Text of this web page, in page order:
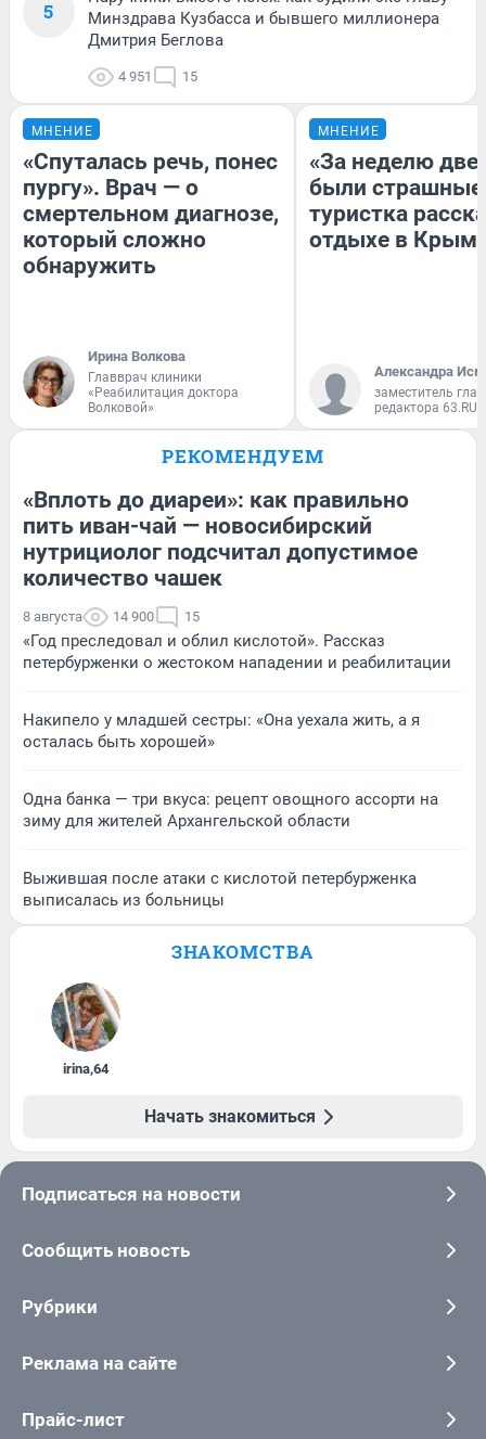
5
Минздрава Кузбасса и бывшего миллионера
Дмитрия Беглова
4 951 15
МНЕНИЕ
«Спуталась речь, понес
пургу». Врач — о
смертельном диагнозе,
который сложно
обнаружить
Ирина Волкова
Главврач клиники
«Реабилитация доктора
Волковой»
МНЕНИЕ
«За неделю две
были
туристка
отдыхе в
Александра
заместитель
редактора 63.RU
РЕКОМЕНДУЕМ
«Вплоть до диареи»: как правильно
пить иван-чай — новосибирский
нутрициолог подсчитал допустимое
количество чашек
8 августа 14 900 15
«Год преследовал и облил кислотой». Рассказ
петербурженки о жестоком нападении и реабилитации
Накипело у младшей сестры: «Она уехала жить, а я
осталась быть хорошей»
Одна банка — три вкуса: рецепт овощного ассорти на
зиму для жителей Архангельской области
Выжившая после атаки с кислотой петербурженка
выписалась из больницы
ЗНАКОМСТВА
irina,64
Начать знакомиться
Подписаться на новости
Сообщить новость
Рубрики
Реклама на сайте
Прайс-лист